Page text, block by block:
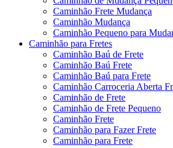
Caminhão Frete Mudança
Caminhão Mudança
Caminhão Pequeno para
Caminhão para Fretes
Caminhão Baú de Frete
Caminhão Baú Frete
Caminhão Baú para Frete
Caminhão Carroceria Aberta
Caminhão de Frete
Caminhão de Frete Pequeno
Caminhão Frete
Caminhão para Fazer Frete
Caminhão para Frete